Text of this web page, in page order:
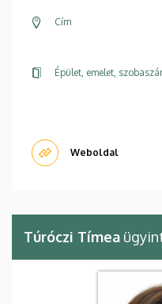
Cím
Épület, emelet,
Weboldal
Túróczi Tímea